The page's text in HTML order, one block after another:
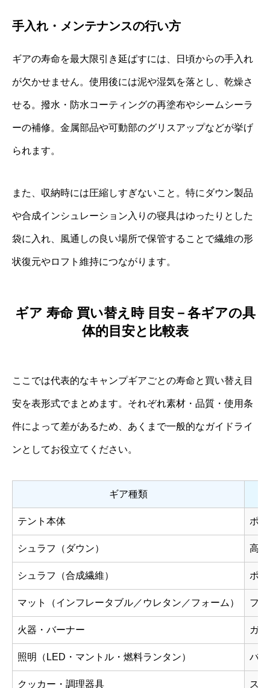
手入れ・メンテナンスの行い方
ギアの寿命を最大限引き延ばすには、日頃からの手入れ
が欠かせません。使用後には泥や湿気を落とし、乾燥さ
せる。撥水・防水コーティングの再塗布やシームシーラ
ーの補修。金属部品や可動部のグリスアップなどが挙げ
られます。
また、収納時には圧縮しすぎないこと。特にダウン製品
や合成インシュレーション入りの寝具はゆったりとした
袋に入れ、風通しの良い場所で保管することで繊維の形
状復元やロフト維持につながります。
ギア 寿命 買い替え時 目安－各ギアの具
体的目安と比較表
ここでは代表的なキャンプギアごとの寿命と買い替え目
安を表形式でまとめます。それぞれ素材・品質・使用条
件によって差があるため、あくまで一般的なガイドライ
ンとしてお役立てください。
ギア種類
テント本体 ポ
シュラフ（ダウン） 高
シュラフ（合成繊維） ポ
マット（インフレータブル／ウレタン／フォーム） フ
火器・バーナー ガ
照明（LED・マントル・燃料ランタン） バ
クッカー・調理器具 ス